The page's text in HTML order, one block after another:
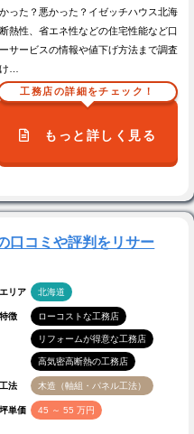
った？悪かった？イゼッチハウス北海
熱性、省エネ性などの住宅性能など口
サービスの情報や値下げ方法まで調査
…
工務店の詳細をチェック！
もっと詳しく見る
口コミや評判をリサー
エリア 北海道
特徴 ローコストな工務店
リフォームが得意な工務店
高気密高断熱の工務店
工法 木造（軸組・パネル工法）
坪単価 45 ～ 55 万円